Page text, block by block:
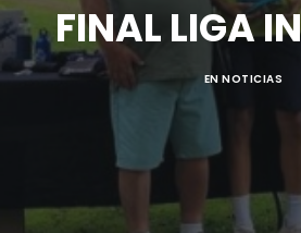
FINAL LIGA
ENNOTICIAS